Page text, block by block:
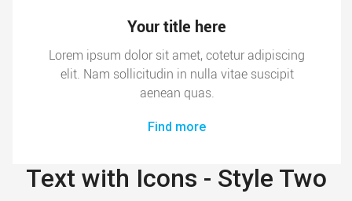
Your title here
Lorem ipsum dolor sit amet, cotetur adipiscing
elit. Nam sollicitudin in nulla vitae suscipit
aenean quas.
Find more
Text with Icons - Style Two